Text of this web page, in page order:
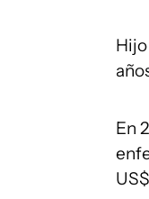
En